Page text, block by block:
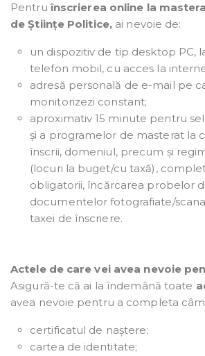
Pentru înscrierea online la
de Științe Politice, ai nevoie de:
un dispozitiv de tip desktop PC,
telefon mobil, cu acces la
adresă personală de e-mail pe
monitorizezi constant;
aproximativ 15 minute pentru
și a programelor de masterat la
înscrii, domeniul, precum și
(locuri la buget/cu taxă),
obligatorii, încărcarea probelor
documentelor fotografiate/
taxei de înscriere.
Actele de care vei avea nevoie
Asigură-te că ai la îndemână toate
avea nevoie pentru a completa
certificatul de naștere;
cartea de identitate;